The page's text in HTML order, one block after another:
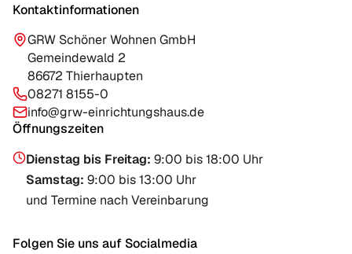
Kontaktinformationen
GRW Schöner Wohnen GmbH
Gemeindewald 2
86672 Thierhaupten
08271 8155-0
info@grw-einrichtungshaus.de
Öffnungszeiten
Dienstag bis Freitag: 9:00 bis 18:00 Uhr
Samstag: 9:00 bis 13:00 Uhr
und Termine nach Vereinbarung
Folgen Sie uns auf Socialmedia